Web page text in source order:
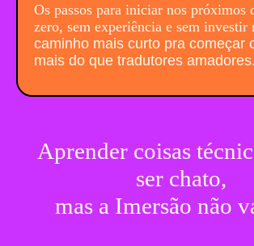
Os passos para iniciar nos próximos
zero, sem experiência e sem investir
caminho mais curto pra começar
mais do que tradutores amadores.
Aprender coisas
ser chato,
mas a Imersão não